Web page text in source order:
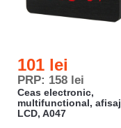
101 lei
PRP: 158 lei
Ceas electronic,
multifunctional, afisaj
LCD, A047